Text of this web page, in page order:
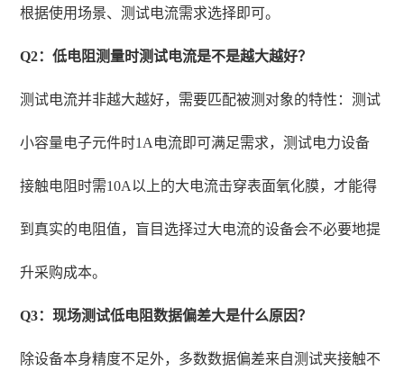
根据使用场景、测试电流需求选择即可。
Q2：低电阻测量时测试电流是不是越大越好？
测试电流并非越大越好，需要匹配被测对象的特性：测试
小容量电子元件时1A电流即可满足需求，测试电力设备
接触电阻时需10A以上的大电流击穿表面氧化膜，才能得
到真实的电阻值，盲目选择过大电流的设备会不必要地提
升采购成本。
Q3：现场测试低电阻数据偏差大是什么原因？
除设备本身精度不足外，多数数据偏差来自测试夹接触不